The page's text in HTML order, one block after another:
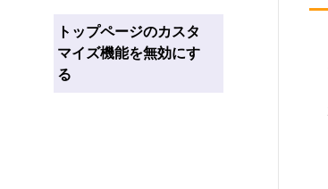
トップページのカスタ
マイズ機能を無効にす
る